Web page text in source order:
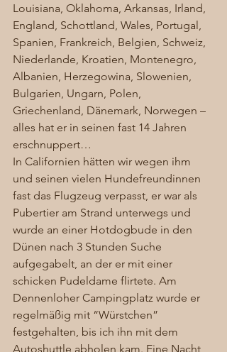
Louisiana, Oklahoma, Arkansas, Irland,
England, Schottland, Wales, Portugal,
Spanien, Frankreich, Belgien, Schweiz,
Niederlande, Kroatien, Montenegro,
Albanien, Herzegowina, Slowenien,
Bulgarien, Ungarn, Polen,
Griechenland, Dänemark, Norwegen –
alles hat er in seinen fast 14 Jahren
erschnuppert…
In Californien hätten wir wegen ihm
und seinen vielen Hundefreundinnen
fast das Flugzeug verpasst, er war als
Pubertier am Strand unterwegs und
wurde an einer Hotdogbude in den
Dünen nach 3 Stunden Suche
aufgegabelt, an der er mit einer
schicken Pudeldame flirtete. Am
Dennenloher Campingplatz wurde er
regelmäßig mit “Würstchen”
festgehalten, bis ich ihn mit dem
Autoshuttle abholen kam. Eine Nacht